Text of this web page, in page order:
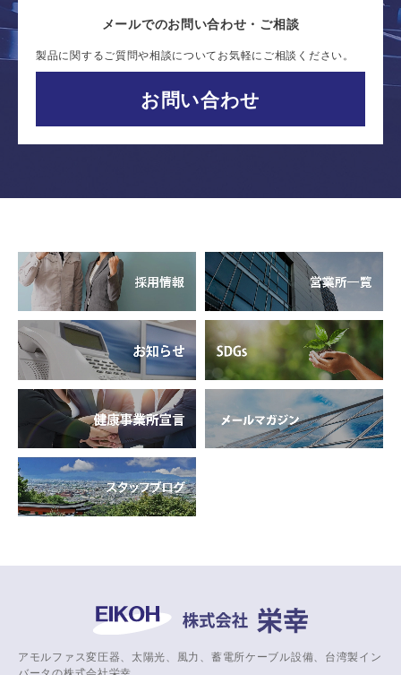
メールでのお問い合わせ・ご相談
製品に関するご質問や相談についてお気軽にご相談ください。
お問い合わせ
アモルファス変圧器、太陽光、風力、蓄電所ケーブル設備、台湾製イン